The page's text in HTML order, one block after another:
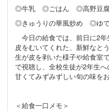
◎牛乳 ◎ごはん ◎高野豆腐
◎きゅうりの華風炒め ◎ゆで
今日の給食では、前日に2
皮をむいてくれた、新鮮なと
生が皮を剥いた様子や給食室
で視聴し、全校生徒が2年生へ
甘くてみずみずしい旬の味を
＜給食一口メモ＞